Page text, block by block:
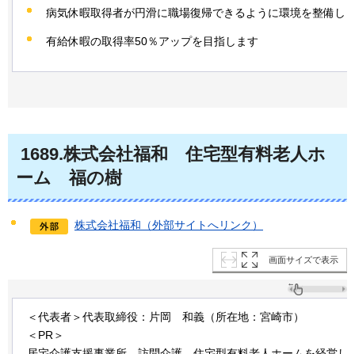
病気休暇取得者が円滑に職場復帰できるように環境を整備し
有給休暇の取得率50％アップを目指します
1689.株式会社福和
住宅型有料老人ホ
ーム
福の樹
株式会社福和（外部サイトへリンク）
画面サイズで表示
＜代表者＞代表取締役：片岡 和義 （所在地：宮崎市）
＜PR＞